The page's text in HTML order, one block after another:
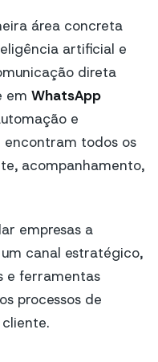
área concreta
artificial e
direta
em WhatsApp
e
encontram todos os
acompanhamento,
empresas a
canal estratégico,
e ferramentas
processos de